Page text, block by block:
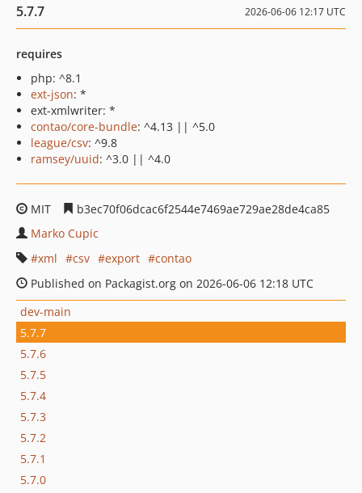
5.7.7 2026-06-06 12:17 UTC
requires
php: ^8.1
ext-json: *
ext-xmlwriter: *
contao/core-bundle: ^4.13 || ^5.0
league/csv: ^9.8
ramsey/uuid: ^3.0 || ^4.0
MIT
b3ec70f06dcac6f2544e7469ae729ae28de4ca85
Marko Cupic
xml
csv export
contao
Published on Packagist.org on 2026-06-06 12:18 UTC
dev-main
5.7.7
5.7.6
5.7.5
5.7.4
5.7.3
5.7.2
5.7.1
5.7.0